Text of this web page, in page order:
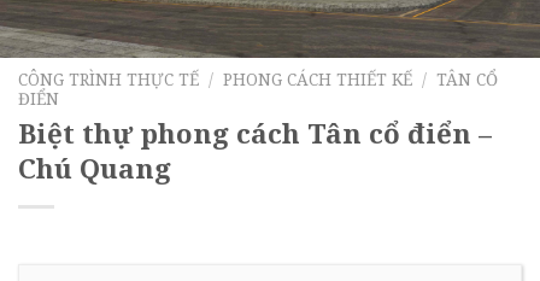
CÔNG TRÌNH THỰC TẾ / PHONG CÁCH THIẾT KẾ / TÂN CỔ
ĐIỂN
Biệt thự phong cách Tân cổ điển –
Chú Quang